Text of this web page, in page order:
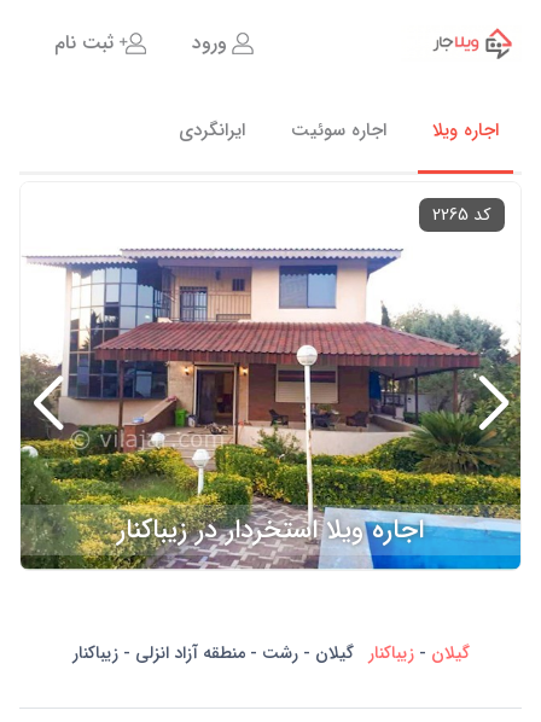
اجاره ویلا اجاره سوئیت ایرانگردی
ورود ثبت نام
اجاره ویلا استخردار در زیباکنار
کد 2265
گیلان- زیباکنارگیلان - رشت - منطقه آزاد انزلی - زیباکنار